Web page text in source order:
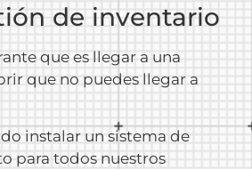
de inventario
que es llegar a una
que no puedes llegar a
instalar un sistema de
para todos nuestros